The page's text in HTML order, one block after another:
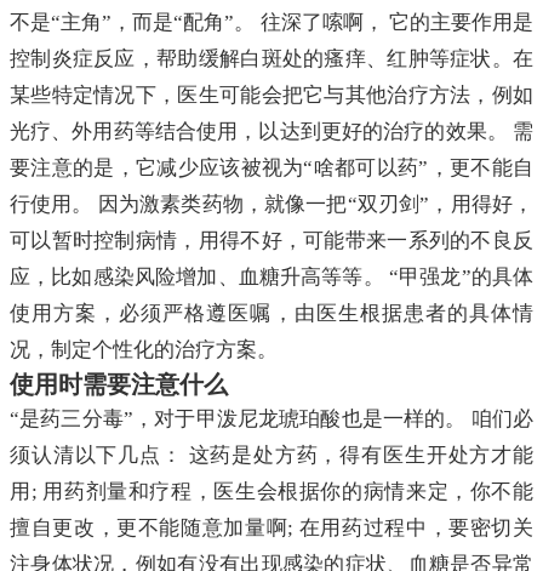
不是“主角”，而是“配角”。 往深了嗦啊， 它的主要作用是
控制炎症反应，帮助缓解白斑处的瘙痒、红肿等症状。在
某些特定情况下，医生可能会把它与其他治疗方法，例如
光疗、外用药等结合使用，以达到更好的治疗的效果。 需
要注意的是，它减少应该被视为“啥都可以药”，更不能自
行使用。 因为激素类药物，就像一把“双刃剑”，用得好，
可以暂时控制病情，用得不好，可能带来一系列的不良反
应，比如感染风险增加、血糖升高等等。 “甲强龙”的具体
使用方案，必须严格遵医嘱，由医生根据患者的具体情
况，制定个性化的治疗方案。
使用时需要注意什么
“是药三分毒”，对于甲泼尼龙琥珀酸也是一样的。 咱们必
须认清以下几点： 这药是处方药，得有医生开处方才能
用; 用药剂量和疗程，医生会根据你的病情来定，你不能
擅自更改，更不能随意加量啊; 在用药过程中，要密切关
注身体状况，例如有没有出现感染的症状、血糖是否异常